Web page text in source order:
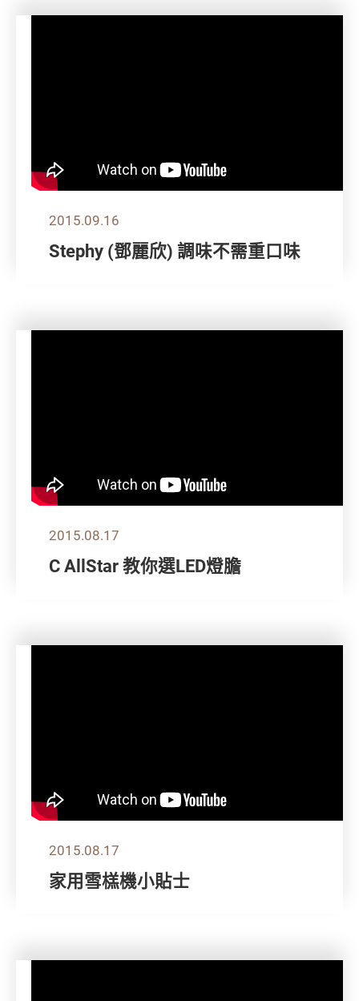
2015.09.16
Stephy (鄧麗欣) 調味不需重口味
2015.08.17
C AllStar 教你選LED燈膽
2015.08.17
家用雪榚機小貼士